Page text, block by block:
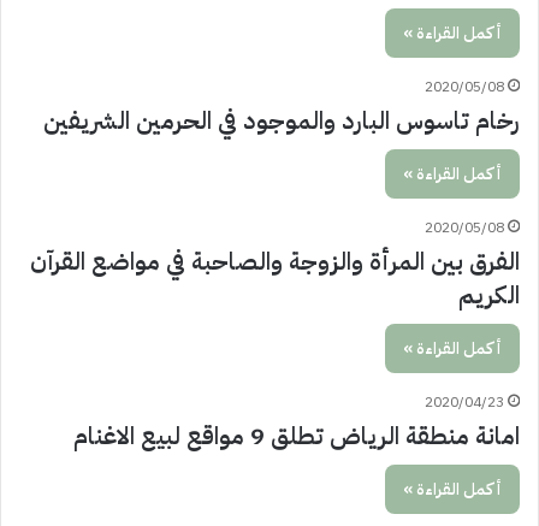
أكمل القراءة »
2020/05/08
رخام تاسوس البارد والموجود في الحرمين الشريفين
أكمل القراءة »
2020/05/08
الفرق بين المرأة والزوجة والصاحبة في مواضع القرآن
الكريم
أكمل القراءة »
2020/04/23
امانة منطقة الرياض تطلق 9 مواقع لبيع الاغنام
أكمل القراءة »